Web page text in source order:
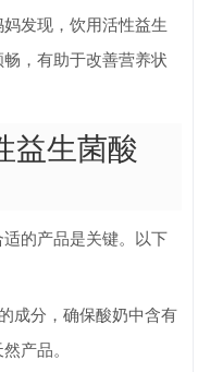
发现，饮用活性益生
，有助于改善营养状
益生菌酸
的产品是关键。以下
成分，确保酸奶中含有
产品。